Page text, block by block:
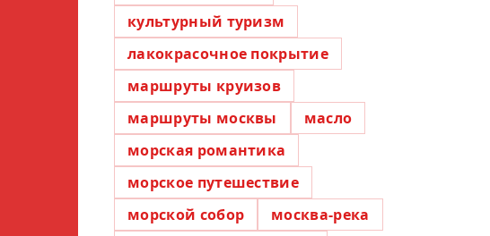
культурный туризм
лакокрасочное покрытие
маршруты круизов
маршруты москвы
масло
морская романтика
морское путешествие
морской собор
москва-река